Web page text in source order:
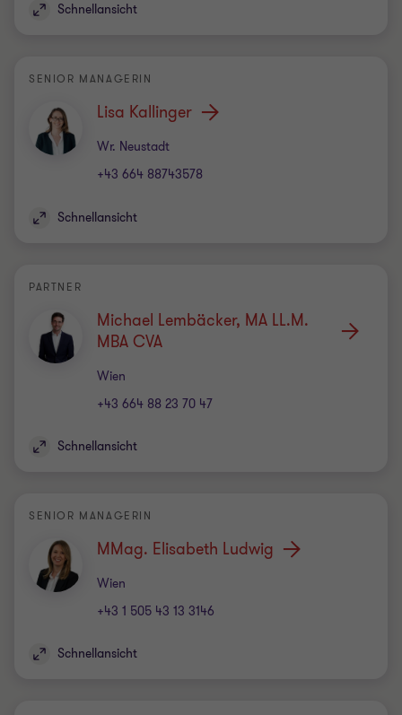
Schnellansicht
SENIOR MANAGERIN
Lisa Kallinger
Wr. Neustadt
Standort
+43 664 88743578
Schnellansicht
PARTNER
Michael Lembäcker, MA LL.M.
MBA CVA
Wien
Standort
+43 664 88 23 70 47
Schnellansicht
SENIOR MANAGERIN
MMag. Elisabeth Ludwig
Wien
Standort
+43 1 505 43 13 3146
Schnellansicht